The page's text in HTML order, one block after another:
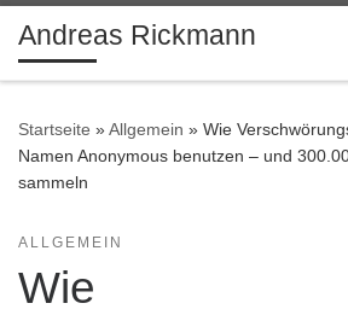
Zum Inhalt springen
Andreas Rickmann
Startseite »Allgemein » Wie
Namen Anonymous benutzen – und
sammeln
ALLGEMEIN
Wie